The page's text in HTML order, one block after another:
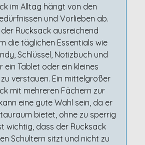
im Alltag hängt von den
und Vorlieben ab.
Rucksack ausreichend
die täglichen Essentials wie
Schlüssel, Notizbuch und
ein Tablet oder ein kleines
verstauen. Ein mittelgroßer
mit mehreren Fächern zur
eine gute Wahl sein, da er
bietet, ohne zu sperrig
wichtig, dass der Rucksack
Schultern sitzt und nicht zu